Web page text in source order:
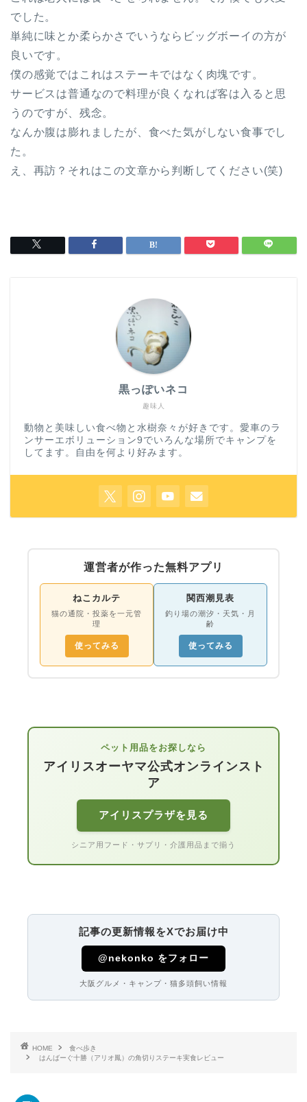
でした。
単純に味とか柔らかさでいうならビッグボーイの方が
良いです。
僕の感覚ではこれはステーキではなく肉塊です。
サービスは普通なので料理が良くなれば客は入ると思
うのですが、残念。
なんか腹は膨れましたが、食べた気がしない食事でし
た。
え、再訪？それはこの文章から判断してください(笑)
趣味人
黒っぽいネコ
動物と美味しい食べ物と水樹奈々が好きです。愛車のラ
ンサーエボリューション9でいろんな場所でキャンプを
してます。自由を何より好みます。
運営者が作った無料アプリ
ねこカルテ
猫の通院・投薬を一元管
理
使ってみる
関西潮見表
釣り場の潮汐・天気・月
齢
使ってみる
ペット用品をお探しなら
アイリスオーヤマ公式オンラインスト
ア
アイリスプラザを見る
シニア用フード・サプリ・介護用品まで揃う
記事の更新情報をXでお届け中
@nekonko をフォロー
大阪グルメ・キャンプ・猫多頭飼い情報
HOME
食べ歩き
はんばーぐ十勝（アリオ鳳）の角切りステーキ実食レビュー